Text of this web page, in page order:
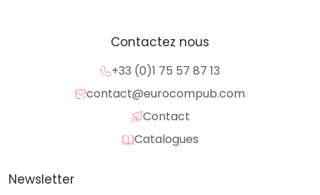
Contactez nous
+33 (0)1 75 57 87 13
contact@eurocompub.com
Contact
Catalogues
Newsletter